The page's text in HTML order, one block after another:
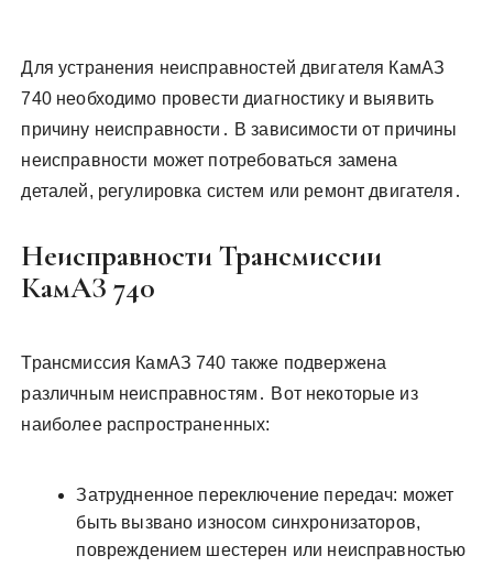
Для устранения неисправностей двигателя КамАЗ
740 необходимо провести диагностику и выявить
причину неисправности․ В зависимости от причины
неисправности может потребоваться замена
деталей, регулировка систем или ремонт двигателя․
Неисправности Трансмиссии
КамАЗ 740
Трансмиссия КамАЗ 740 также подвержена
различным неисправностям․ Вот некоторые из
наиболее распространенных:
Затрудненное переключение передач: может
быть вызвано износом синхронизаторов,
повреждением шестерен или неисправностью